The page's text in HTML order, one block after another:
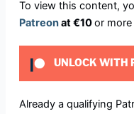
To view this content,
Patreonat €10or more
UNLOCK WITH
Already a qualifying